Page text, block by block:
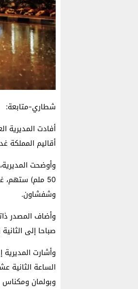
شطاري-متابعة:
أفادت المديرية
أقاليم المملكة
50 ملم) ستهم،
وشفشاون.
صباحا إلى
الساعة الثانية
وبولمان